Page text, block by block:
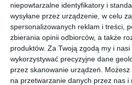
niepowtarzalne identyfikatory i
wysyłane przez urządzenie, w celu
spersonalizowanych reklam i treści,
zbierania opinii odbiorców, a także
produktów. Za Twoją zgodą my i nasi
wykorzystywać precyzyjne dane
przez skanowanie urządzeń.
na przetwarzanie danych przez nas i
INSPIRACJA
Łazienka z
zabudowie
lastryko